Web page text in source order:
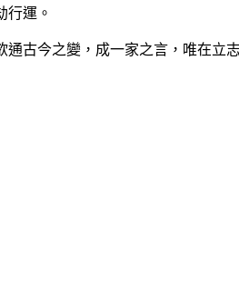
運。
今之變，成一家之言，唯在立志